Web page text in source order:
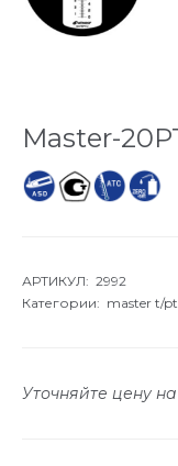
Master-
АРТИКУЛ: 2992
Категории: master t/pt
Уточняйте цену